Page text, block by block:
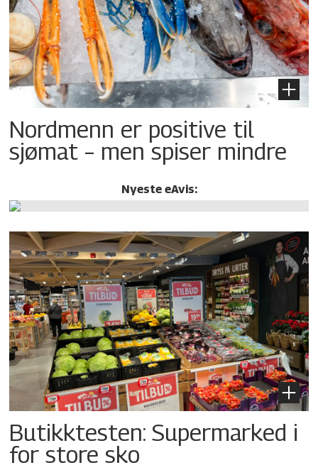
Nordmenn er positive til
sjømat – men spiser mindre
Nyeste eAvis:
Butikktesten: Supermarked i
for store sko